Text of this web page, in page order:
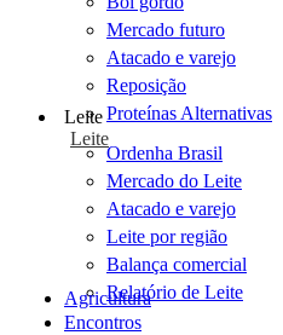
Mercado futuro
Atacado e varejo
Reposição
Proteínas Alternativas
Leite
Leite
Ordenha Brasil
Mercado do Leite
Atacado e varejo
Leite por região
Balança comercial
Relatório de Leite
Agricultura
Encontros